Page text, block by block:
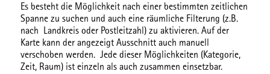
Es besteht die Möglichkeit nach einer bestimmten zeitlichen
Spannezu suchen und auch eine räumliche Filterung (z.B.
nach Landkreis oder Postleitzahl) zu aktivieren. Auf der
Karte kann der angezeigt Ausschnitt auch manuell
verschoben werden. Jede dieser Möglichkeiten (Kategorie,
Zeit, Raum) ist einzeln als auch zusammen einsetzbar.